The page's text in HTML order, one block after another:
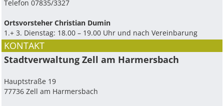
Telefon 07835/3327
Ortsvorsteher Christian Dumin
1.+ 3. Dienstag: 18.00 – 19.00 Uhr und nach Vereinbarung
KONTAKT
Stadtverwaltung Zell am Harmersbach
Hauptstraße 19
77736 Zell am Harmersbach